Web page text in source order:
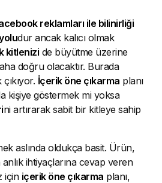
reklamları ile bilinirliği
dur ancak kalıcı olmak
kitlenizi de büyütme üzerine
doğru olacaktır. Burada
İçerik öne çıkarma planı
kişiye göstermek mi yoksa
ni artırarak sabit bir kitleye sahip
aslında oldukça basit. Ürün,
ihtiyaçlarına cevap veren
için içerik öne çıkarma planı,